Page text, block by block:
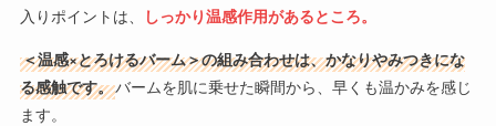
入りポイントは、
しっかり温感作用があるところ。
＜温感×とろけるバーム＞の組み合わせは、かなりやみつきにな
る感触です。バームを肌に乗せた瞬間から、早くも温かみを感じ
ます。